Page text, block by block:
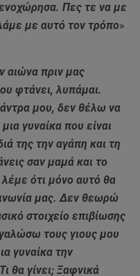
Πες τε να με
με αυτό τον τρόπο»
αιώνα πριν μας
φτάνει, λυπάμαι.
μου, δεν θέλω να
γυναίκα που είναι
της την αγάπη και τη
σαν μαμά και το
ότι μόνο αυτό θα
μας. Δεν θεωρώ
στοιχείο επιβίωσης
τους γιους μου
γυναίκα την
θα γίνει; Ξαφνικά